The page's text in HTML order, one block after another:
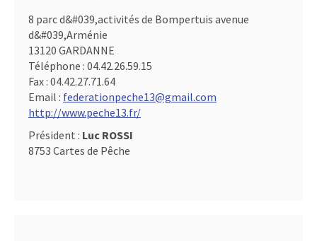
8 parc d&#039,activités de Bompertuis avenue
d&#039,Arménie
13120 GARDANNE
Téléphone : 04.42.26.59.15
Fax : 04.42.27.71.64
Email : federationpeche13@gmail.com
http://www.peche13.fr/
Président : Luc ROSSI
8753 Cartes de Pêche